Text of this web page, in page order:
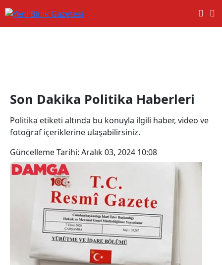
Son Dakika Politika Haberleri
Politika etiketi altında bu konuyla ilgili haber, video ve
fotoğraf içeriklerine ulaşabilirsiniz.
Güncelleme Tarihi: Aralık 03, 2024 10:08